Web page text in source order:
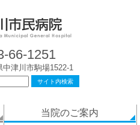
66-1251
中津川市駒場1522-1
当院のご案内